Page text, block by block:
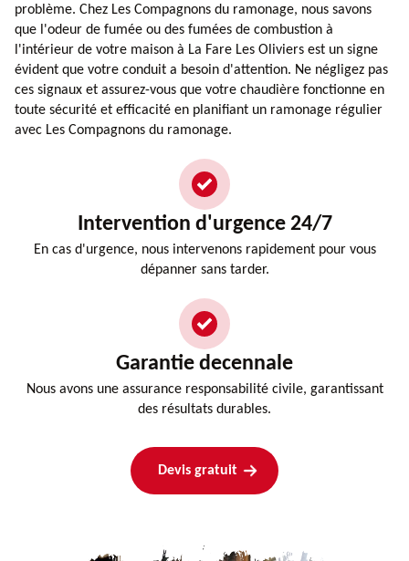
problème. Chez Les Compagnons du ramonage, nous savons
que l'odeur de fumée ou des fumées de combustion à
l'intérieur de votre maison à La Fare Les Oliviers est un signe
évident que votre conduit a besoin d'attention. Ne négligez pas
ces signaux et assurez-vous que votre chaudière fonctionne en
toute sécurité et efficacité en planifiant un ramonage régulier
avec Les Compagnons du ramonage.
Intervention d'urgence 24/7
En cas d'urgence, nous intervenons rapidement pour vous
dépanner sans tarder.
Garantie decennale
Nous avons une assurance responsabilité civile, garantissant
des résultats durables.
Devis gratuit